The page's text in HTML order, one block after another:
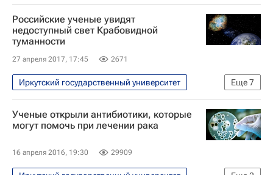
В мире
СН_Образование
Казанский технологический университет
МИСиС
Южный федеральный университет
Томский государственный университет
Московская сельскохозяйственная академия
Российские ученые увидят
недоступный свет Крабовидной
туманности
27 апреля 2017, 17:45 2671
Еще7
Иркутский государственный университет
Наука
Космос - РИА Наука
Сибирский ФО
Иркутская область
Ученые открыли антибиотики, которые
могут помочь при лечении рака
16 апреля 2016, 19:30 29909